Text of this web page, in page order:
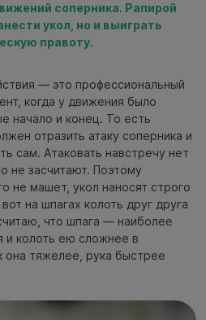
соперника. Рапирой
укол, но и выиграть
правоту.
— это профессиональный
когда у движения было
начало и конец. То есть
отразить атаку соперника и
сам. Атаковать навстречу нет
не засчитают. Поэтому
не машет, укол наносят строго
на шпагах колоть друг друга
что шпага — наиболее
и колоть ею сложнее в
она тяжелее, рука быстрее